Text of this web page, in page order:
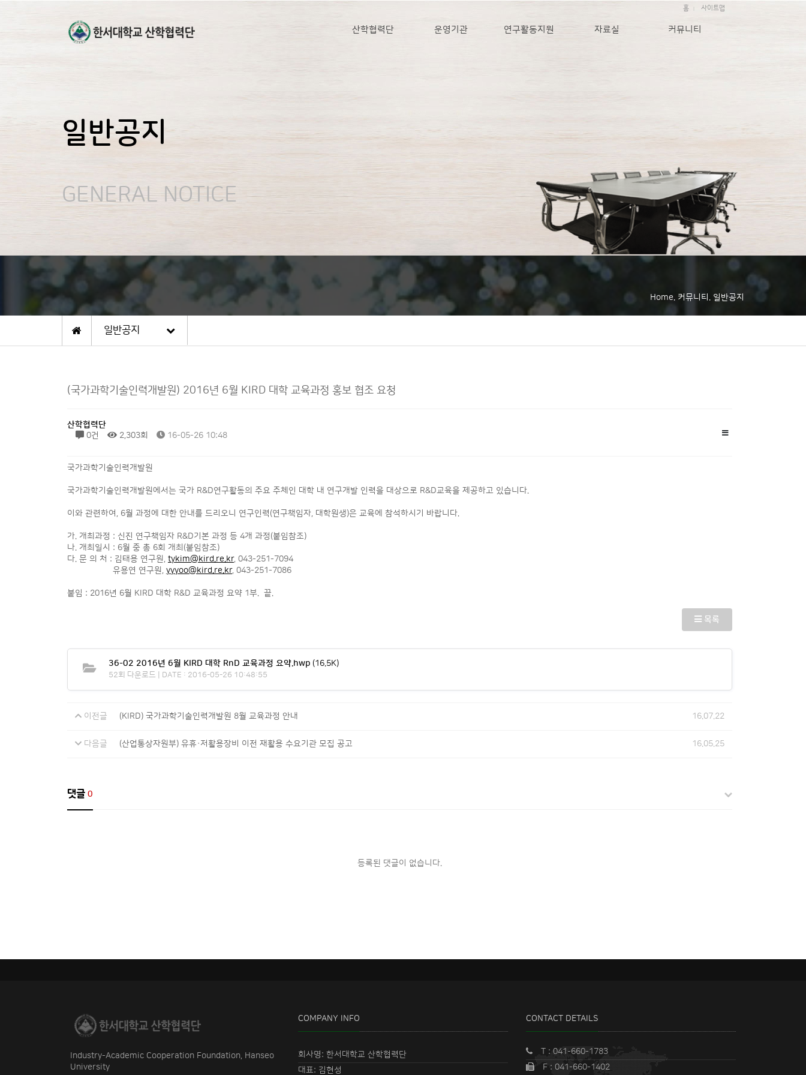
홈 사이트맵
산학협력단 운영기관 연구활동지원 자료실 커뮤니티
일반공지
GENERAL NOTICE
Home. 커뮤니티. 일반공지
일반공지
(국가과학기술인력개발원) 2016년 6월 KIRD 대학 교육과정 홍보 협조 요청
산학협력단
0건
2,303회 16-05-26 10:48
국가과학기술인력개발원
국가과학기술인력개발원에서는 국가 R&D연구활동의 주요 주체인 대학 내 연구개발 인력을 대상으로 R&D교육을 제공하고 있습니다.
이와 관련하여, 6월 과정에 대한 안내를 드리오니 연구인력(연구책임자, 대학원생)은 교육에 참석하시기 바랍니다.
가. 개최과정 : 신진 연구책임자 R&D기본 과정 등 4개 과정(붙임참조)
나. 개최일시 : 6월 중 총 6회 개최(붙임참조)
다. 문 의 처 : 김태용 연구원, tykim@kird.re.kr, 043-251-7094
유용연 연구원, yyyoo@kird.re.kr, 043-251-7086
붙임 : 2016년 6월 KIRD 대학 R&D 교육과정 요약 1부. 끝.
목록
36-02 2016년 6월 KIRD 대학 RnD 교육과정 요약.hwp (16.5K)
52회 다운로드 | DATE : 2016-05-26 10:48:55
이전글 (KIRD) 국가과학기술인력개발원 8월 교육과정 안내 16.07.22
다음글 (산업통상자원부) 유휴·저활용장비 이전 재활용 수요기관 모집 공고 16.05.25
댓글 0
등록된 댓글이 없습니다.
Industry-Academic Cooperation Foundation, Hanseo
University
COMPANY INFO
회사명: 한서대학교 산학협력단
대표: 김현성
CONTACT DETAILS
T : 041-660-1783
F : 041-660-1402